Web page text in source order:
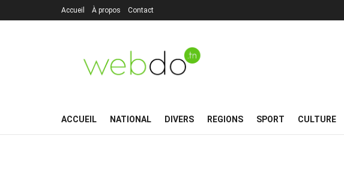
Accueil À propos Contact
ACCUEIL NATIONAL DIVERS REGIONS SPORT CULTURE